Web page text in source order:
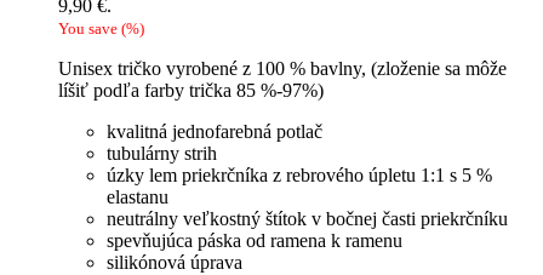
9,90 €.
You save (%)
Unisex tričko vyrobené z 100 % bavlny, (zloženie sa môže
líšiť podľa farby trička 85 %-97%)
kvalitná jednofarebná potlač
tubulárny strih
úzky lem priekrčníka z rebrového úpletu 1:1 s 5 %
elastanu
neutrálny veľkostný štítok v bočnej časti priekrčníku
spevňujúca páska od ramena k ramenu
silikónová úprava